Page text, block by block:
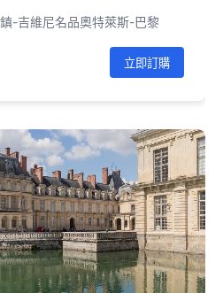
-吉維尼名品奧特萊斯-巴黎
立即訂購